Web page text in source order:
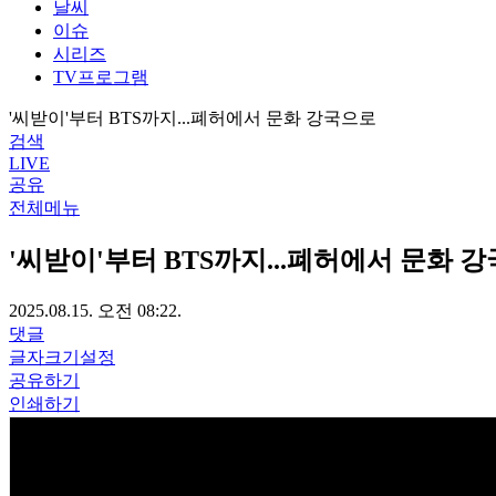
날씨
이슈
시리즈
TV프로그램
'씨받이'부터 BTS까지...폐허에서 문화 강국으로
검색
LIVE
공유
전체메뉴
'씨받이'부터 BTS까지...폐허에서 문화 강
2025.08.15. 오전 08:22.
댓글
글자크기설정
공유하기
인쇄하기